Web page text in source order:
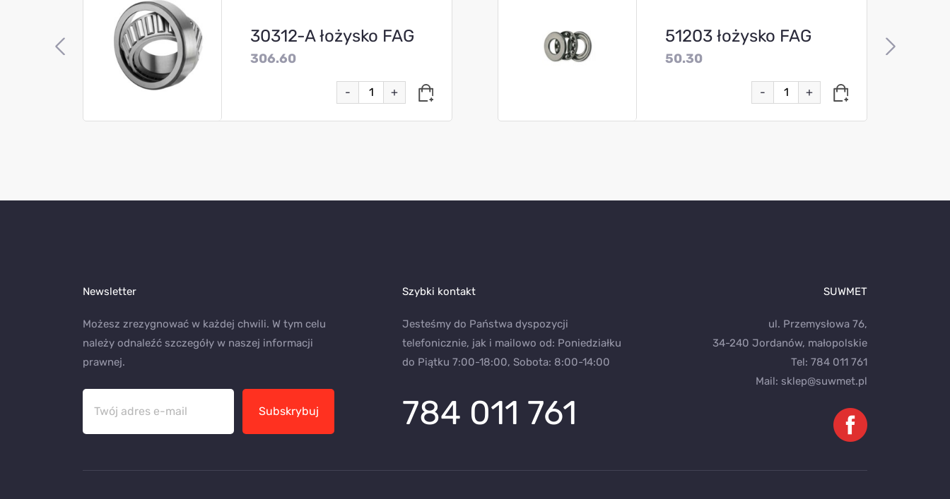
30312-A łożysko FAG
306.60
- +
51203 łożysko FAG
50.30
- +
Newsletter
Możesz zrezygnować w każdej chwili. W tym celu
należy odnaleźć szczegóły w naszej informacji
prawnej.
Subskrybuj
Szybki kontakt
Jesteśmy do Państwa dyspozycji
telefonicznie, jak i mailowo od: Poniedziałku
do Piątku 7:00-18:00, Sobota: 8:00-14:00
784 011 761
SUWMET
ul. Przemysłowa 76,
34-240 Jordanów, małopolskie
Tel: 784 011 761
Mail: sklep@suwmet.pl